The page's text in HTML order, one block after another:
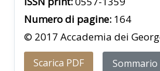
Numero di pagine: 164
© 2017 Accademia dei
Scarica PDF Sommario